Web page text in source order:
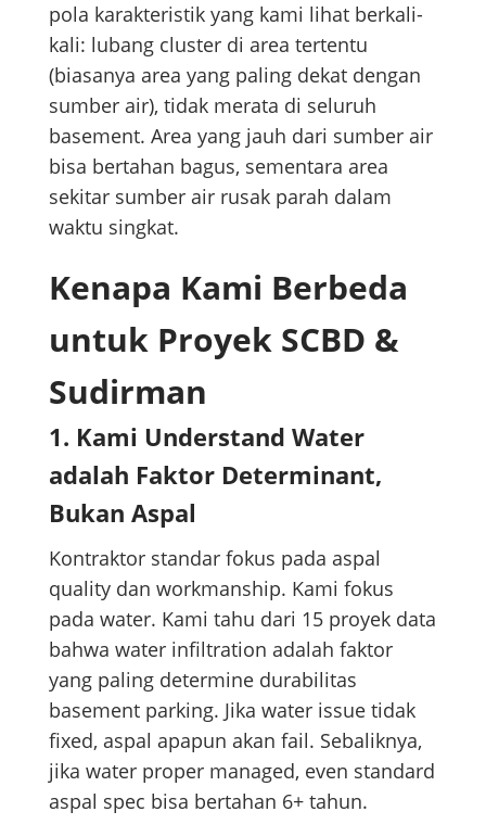
pola karakteristik yang kami lihat berkali-
kali: lubang cluster di area tertentu
(biasanya area yang paling dekat dengan
sumber air), tidak merata di seluruh
basement. Area yang jauh dari sumber air
bisa bertahan bagus, sementara area
sekitar sumber air rusak parah dalam
waktu singkat.
Kenapa Kami Berbeda
untuk Proyek SCBD &
Sudirman
1. Kami Understand Water
adalah Faktor Determinant,
Bukan Aspal
Kontraktor standar fokus pada aspal
quality dan workmanship. Kami fokus
pada water. Kami tahu dari 15 proyek data
bahwa water infiltration adalah faktor
yang paling determine durabilitas
basement parking. Jika water issue tidak
fixed, aspal apapun akan fail. Sebaliknya,
jika water proper managed, even standard
aspal spec bisa bertahan 6+ tahun.